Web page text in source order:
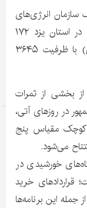
سازمان انرژی‌های
و بهره‌وری برق ایران یادآور شد: در استان یزد ۱۷۲
سامانه کوچک مقیاس خورشیدی (پشت‌بامی) با ظرفیت ۳۶۴۵
از بخشی از ثمرات
در روزهای آتی،
تعداد ۲۰ سامانه کوچک مقیاس پنج
می‌شود.
خورشیدی در
قراردادهای خرید
از جمله این برنامه‌ها